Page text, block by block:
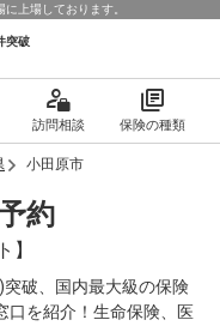
上場しております。
突破
訪問相談 保険の種類
小田原市
約
】
破、国内最大級の保険
口を紹介！生命保険、医